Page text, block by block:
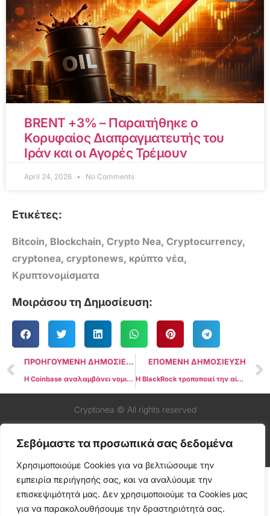
Σεβόμαστε τα προσωπικά σας δεδομένα
Χρησιμοποιούμε Cookies για να βελτιώσουμε την
εμπειρία περιήγησής σας, και να αναλύουμε την
επισκεψιμότητά μας. Δεν χρησιμοποιούμε τα Cookies μας
για να παρακολουθήσουμε την δραστηριότητά σας.
BRENT +3% – Παραιτήθηκε ο
Κορυφαίος Διαπραγματευτής του
Ιράν και οι Αγορές Τρέμουν
April 24, 2026 No Comments
Ετικέτες:
Bitcoin, Blockchain, Crypto Nea, Cryptocurrency,
cryptonea, cryptonews, κρύπτο νέα,
Κρυπτονομίσματα
Μοιράσου τη Δημοσίευση:
ΠΡΟΗΓΟΥΜΕΝΗ ΔΗΜΟΣΙΕΥΣΗ
Η Coinbase αναλαμβάνει νομική δράση κατά της απόρριψης της αίτησης θέσπισης κανονισμού από την SEC
ΕΠΟΜΕΝΗ ΔΗΜΟΣΙΕΥΣΗ
Η BlackRock τροποποιεί την αίτηση Spot Bitcoin ETF εν αναμονή για το πράσινο φως της SEC
Cryptonea © All rights reserved